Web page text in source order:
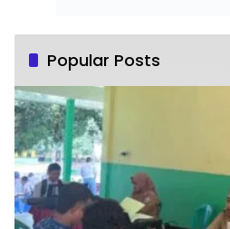
Popular Posts